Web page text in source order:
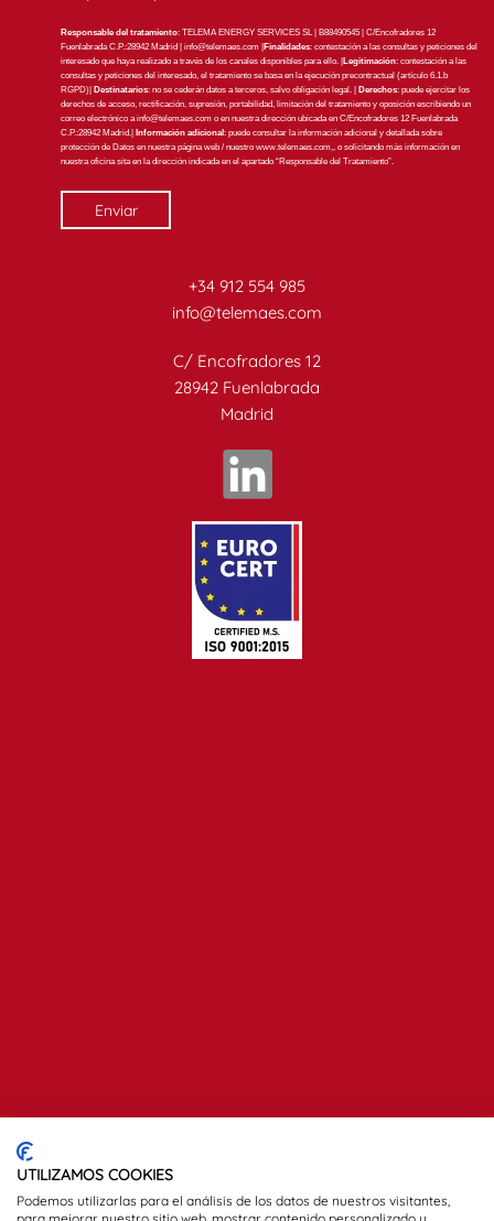
Responsable del tratamiento: TELEMA ENERGY SERVICES SL | B88490545 | C/Encofradores 12
Fuenlabrada C.P.:28942 Madrid | info@telemaes.com Finalidades: contestación a las consultas y peticiones del
interesado que haya realizado a través de los canales disponibles para ello. | Legitimación: contestación a las
consultas y peticiones del interesado, el tratamiento se basa en la ejecución precontractual (artículo 6.1.b
RGPD)| Destinatarios: no se cederán datos a terceros, salvo obligación legal. | Derechos: puede ejercitar los
derechos de acceso, rectificación, supresión, portabilidad, limitación del tratamiento y oposición escribiendo un
correo electrónico ainfo@telemaes.com o en nuestra dirección ubicada en C/Encofradores 12 Fuenlabrada
C.P.:28942 Madrid.|
Información adicional: puede consultar la información adicional y detallada sobre
protección de Datos en nuestra página web / nuestro www.telemaes.com,, o solicitando más información en
nuestra oficina sita en la dirección indicada en el apartado “Responsable del Tratamiento”.
+34 912 554 985
info@telemaes.com
C/ Encofradores 12
28942 Fuenlabrada
Madrid
UTILIZAMOS COOKIES
Podemos utilizarlas para el análisis de los datos de nuestros visitantes,